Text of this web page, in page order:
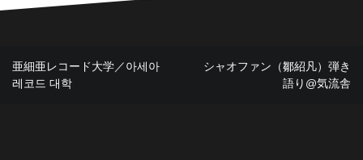
投
亜細亜レコード大学／아세아
레코드 대학
シャオファン（鄒紹凡）弾き
語り@気流舎